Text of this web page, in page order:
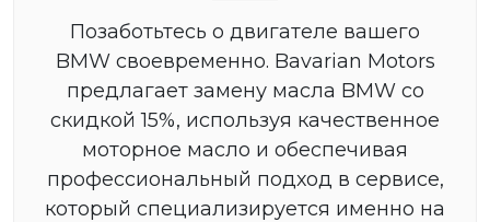
Позаботьтесь о двигателе вашего
BMW своевременно. Bavarian Motors
предлагает замену масла BMW со
скидкой 15%, используя качественное
моторное масло и обеспечивая
профессиональный подход в сервисе,
который специализируется именно на